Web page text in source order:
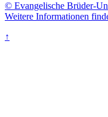
© Evangelische Brüder-
Weitere Informationen
↑